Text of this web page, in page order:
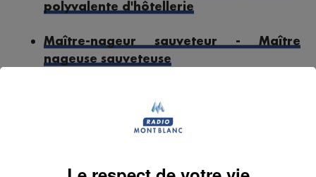
polyvalente d'hôtellerie
Maître-nageur sauveteur - Maître
nageuse sauveteuse
Responsable accueil restauration H-F